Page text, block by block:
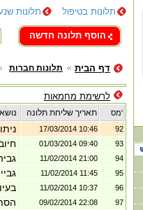
תלונות בטיפול תלונות
צור קשר
הוסף תלונה חדשה
תלונות חברות דף הבית
לרשימת מחמאות
תאריך שליחת תלונה מס'
17/03/2014 10:46 92
01/03/2014 09:40 93
11/02/2014 21:00 94
11/02/2014 11:45 95
11/02/2014 10:37 96
09/02/2014 22:08 97